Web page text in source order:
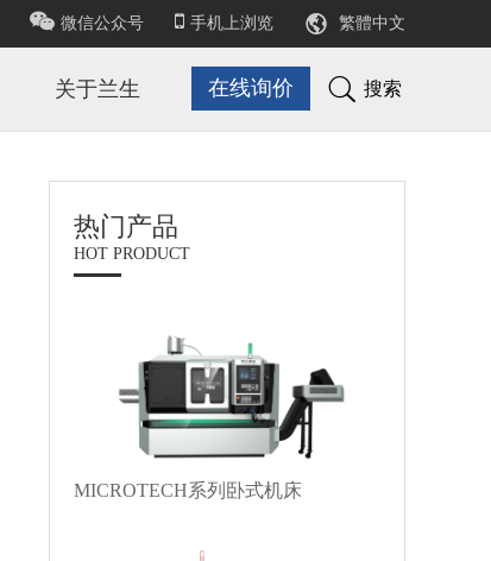
 繁體中文
手机上浏览
微信公众号
关于兰生  搜索
在线询价
热门产品
HOT PRODUCT
MICROTECH系列卧式机床